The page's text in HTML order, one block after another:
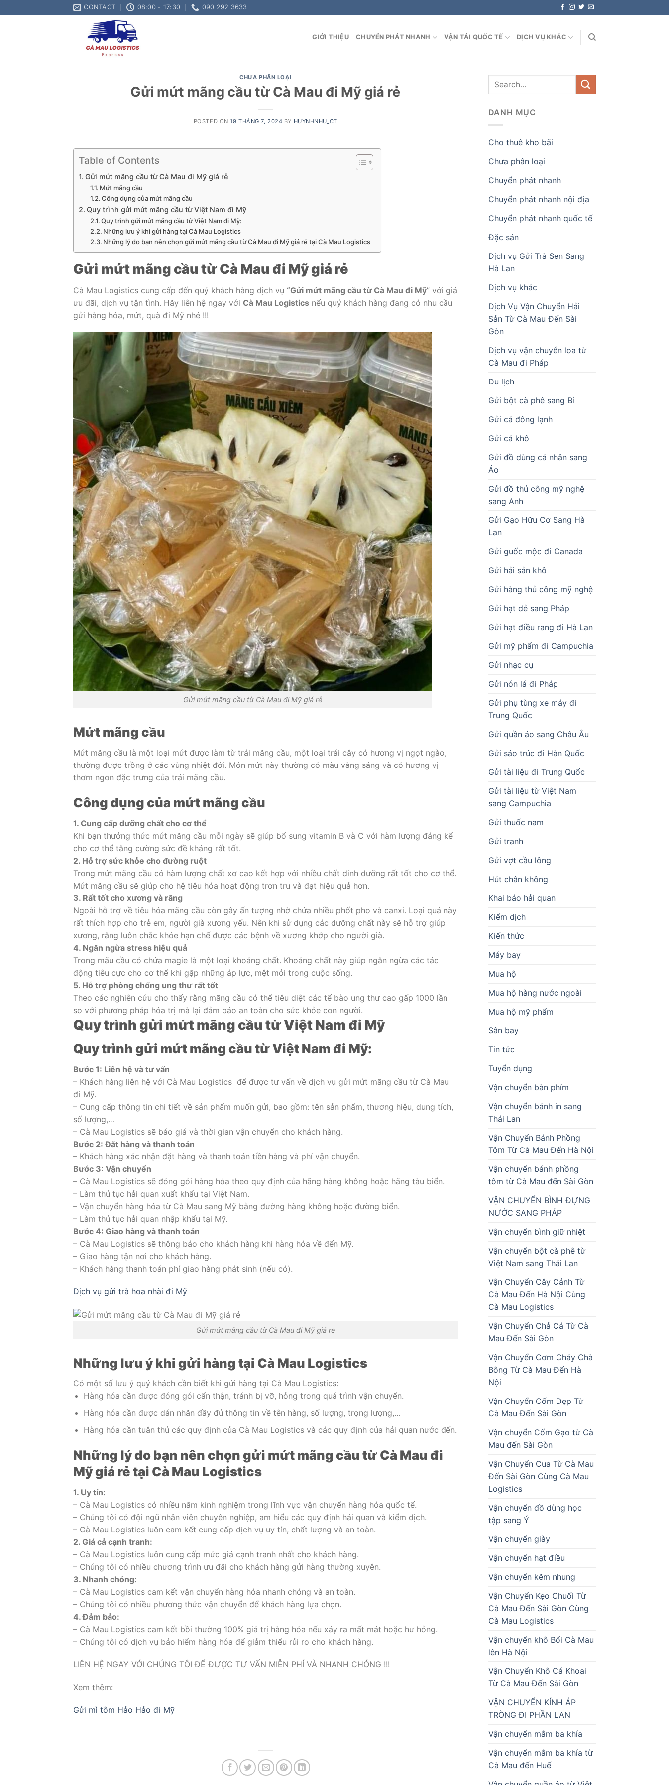
to
CONTACT 08:00 - 17:30 090 292 3633
GIỚI THIỆU CHUYỂN PHÁT NHANH VẬN TẢI QUỐC TẾ DỊCH VỤ KHÁC
CHƯA PHÂN LOẠI
Gửi mứt mãng cầu từ Cà Mau đi Mỹ giá rẻ
POSTED ON19 THÁNG 7, 2024 BY HUYNHNHU_CT
Table of Contents
Gửi mứt mãng cầu từ Cà Mau đi Mỹ giá rẻ
Mứt mãng cầu
Công dụng của mứt mãng cầu
Quy trình gửi mứt mãng cầu từ Việt Nam đi Mỹ
Quy trình gửi mứt mãng cầu từ Việt Nam đi Mỹ:
Những lưu ý khi gửi hàng tại Cà Mau Logistics
Những lý do bạn nên chọn gửi mứt mãng cầu từ Cà Mau đi Mỹ giá rẻ tại Cà Mau Logistics
Gửi mứt mãng cầu từ Cà Mau đi Mỹ giá rẻ
Cà Mau Logistics cung cấp đến quý khách hàng dịch vụ “Gửi mứt mãng cầu từ Cà Mau đi Mỹ” với giá
ưu đãi, dịch vụ tận tình. Hãy liên hệ ngay với Cà Mau Logistics nếu quý khách hàng đang có nhu cầu
gửi hàng hóa, mứt, quà đi Mỹ nhé !!!
Gửi mứt mãng cầu từ Cà Mau đi Mỹ giá rẻ
Mứt mãng cầu
Mứt mãng cầu là một loại mứt được làm từ trái mãng cầu, một loại trái cây có hương vị ngọt ngào,
thường được trồng ở các vùng nhiệt đới. Món mứt này thường có màu vàng sáng và có hương vị
thơm ngon đặc trưng của trái mãng cầu.
Công dụng của mứt mãng cầu
1. Cung cấp dưỡng chất cho cơ thể
Khi bạn thưởng thức mứt mãng cầu mỗi ngày sẽ giúp bổ sung vitamin B và C với hàm lượng đáng kể
cho cơ thể tăng cường sức đề kháng rất tốt.
2. Hỗ trợ sức khỏe cho đường ruột
Trong mứt mãng cầu có hàm lượng chất xơ cao kết hợp với nhiều chất dinh dưỡng rất tốt cho cơ thể.
Mứt mãng cầu sẽ giúp cho hệ tiêu hóa hoạt động trơn tru và đạt hiệu quả hơn.
3. Rất tốt cho xương và răng
Ngoài hỗ trợ về tiêu hóa mãng cầu còn gây ấn tượng nhờ chứa nhiều phốt pho và canxi. Loại quả này
rất thích hợp cho trẻ em, người già xương yếu. Nên khi sử dụng các dưỡng chất này sẽ hỗ trợ giúp
xương, răng luôn chắc khỏe hạn chế được các bệnh về xương khớp cho người già.
4. Ngăn ngừa stress hiệu quả
Trong mãu cầu có chứa magie là một loại khoáng chất. Khoáng chất này giúp ngăn ngừa các tác
động tiêu cực cho cơ thể khi gặp những áp lực, mệt mỏi trong cuộc sống.
5. Hỗ trợ phòng chống ung thư rất tốt
Theo các nghiên cứu cho thấy rằng mãng cầu có thể tiêu diệt các tế bào ung thư cao gấp 1000 lần
so với phương pháp hóa trị mà lại đảm bảo an toàn cho sức khỏe con người.
Quy trình gửi mứt mãng cầu từ Việt Nam đi Mỹ
Quy trình gửi mứt mãng cầu từ Việt Nam đi Mỹ:
Bước 1: Liên hệ và tư vấn
– Khách hàng liên hệ với Cà Mau Logistics để được tư vấn về dịch vụ gửi mứt mãng cầu từ Cà Mau
đi Mỹ.
– Cung cấp thông tin chi tiết về sản phẩm muốn gửi, bao gồm: tên sản phẩm, thương hiệu, dung tích,
số lượng,…
– Cà Mau Logistics sẽ báo giá và thời gian vận chuyển cho khách hàng.
Bước 2: Đặt hàng và thanh toán
– Khách hàng xác nhận đặt hàng và thanh toán tiền hàng và phí vận chuyển.
Bước 3: Vận chuyển
– Cà Mau Logistics sẽ đóng gói hàng hóa theo quy định của hãng hàng không hoặc hãng tàu biển.
– Làm thủ tục hải quan xuất khẩu tại Việt Nam.
– Vận chuyển hàng hóa từ Cà Mau sang Mỹ bằng đường hàng không hoặc đường biển.
– Làm thủ tục hải quan nhập khẩu tại Mỹ.
Bước 4: Giao hàng và thanh toán
– Cà Mau Logistics sẽ thông báo cho khách hàng khi hàng hóa về đến Mỹ.
– Giao hàng tận nơi cho khách hàng.
– Khách hàng thanh toán phí giao hàng phát sinh (nếu có).
Dịch vụ gửi trà hoa nhài đi Mỹ
Gửi mứt mãng cầu từ Cà Mau đi Mỹ giá rẻ
Những lưu ý khi gửi hàng tại Cà Mau Logistics
Có một số lưu ý quý khách cần biết khi gửi hàng tại Cà Mau Logistics:
Hàng hóa cần được đóng gói cẩn thận, tránh bị vỡ, hỏng trong quá trình vận chuyển.
Hàng hóa cần được dán nhãn đầy đủ thông tin về tên hàng, số lượng, trọng lượng,…
Hàng hóa cần tuân thủ các quy định của Cà Mau Logistics và các quy định của hải quan nước đến.
Những lý do bạn nên chọn gửi mứt mãng cầu từ Cà Mau đi
Mỹ giá rẻ tại Cà Mau Logistics
1. Uy tín:
– Cà Mau Logistics có nhiều năm kinh nghiệm trong lĩnh vực vận chuyển hàng hóa quốc tế.
– Chúng tôi có đội ngũ nhân viên chuyên nghiệp, am hiểu các quy định hải quan và kiểm dịch.
– Cà Mau Logistics luôn cam kết cung cấp dịch vụ uy tín, chất lượng và an toàn.
2. Giá cả cạnh tranh:
– Cà Mau Logistics luôn cung cấp mức giá cạnh tranh nhất cho khách hàng.
– Chúng tôi có nhiều chương trình ưu đãi cho khách hàng gửi hàng thường xuyên.
3. Nhanh chóng:
– Cà Mau Logistics cam kết vận chuyển hàng hóa nhanh chóng và an toàn.
– Chúng tôi có nhiều phương thức vận chuyển để khách hàng lựa chọn.
4. Đảm bảo:
– Cà Mau Logistics cam kết bồi thường 100% giá trị hàng hóa nếu xảy ra mất mát hoặc hư hỏng.
– Chúng tôi có dịch vụ bảo hiểm hàng hóa để giảm thiểu rủi ro cho khách hàng.
LIÊN HỆ NGAY VỚI CHÚNG TÔI ĐỂ ĐƯỢC TƯ VẤN MIỄN PHÍ VÀ NHANH CHÓNG !!!
Xem thêm:
Gửi mì tôm Hảo Hảo đi Mỹ
DANH MỤC
Cho thuê kho bãi
Chưa phân loại
Chuyển phát nhanh
Chuyển phát nhanh nội địa
Chuyển phát nhanh quốc tế
Đặc sản
Dịch vụ Gửi Trà Sen Sang
Hà Lan
Dịch vụ khác
Dịch Vụ Vận Chuyển Hải
Sản Từ Cà Mau Đến Sài
Gòn
Dịch vụ vận chuyển loa từ
Cà Mau đi Pháp
Du lịch
Gửi bột cà phê sang Bỉ
Gửi cá đông lạnh
Gửi cá khô
Gửi đồ dùng cá nhân sang
Áo
Gửi đồ thủ công mỹ nghệ
sang Anh
Gửi Gạo Hữu Cơ Sang Hà
Lan
Gửi guốc mộc đi Canada
Gửi hải sản khô
Gửi hàng thủ công mỹ nghệ
Gửi hạt dẻ sang Pháp
Gửi hạt điều rang đi Hà Lan
Gửi mỹ phẩm đi Campuchia
Gửi nhạc cụ
Gửi nón lá đi Pháp
Gửi phụ tùng xe máy đi
Trung Quốc
Gửi quần áo sang Châu Âu
Gửi sáo trúc đi Hàn Quốc
Gửi tài liệu đi Trung Quốc
Gửi tài liệu từ Việt Nam
sang Campuchia
Gửi thuốc nam
Gửi tranh
Gửi vợt cầu lông
Hút chân không
Khai báo hải quan
Kiểm dịch
Kiến thức
Máy bay
Mua hộ
Mua hộ hàng nước ngoài
Mua hộ mỹ phẩm
Sân bay
Tin tức
Tuyển dụng
Vận chuyển bàn phím
Vận chuyển bánh in sang
Thái Lan
Vận Chuyển Bánh Phồng
Tôm Từ Cà Mau Đến Hà Nội
Vận chuyển bánh phồng
tôm từ Cà Mau đến Sài Gòn
VẬN CHUYỂN BÌNH ĐỰNG
NƯỚC SANG PHÁP
Vận chuyển bình giữ nhiệt
Vận chuyển bột cà phê từ
Việt Nam sang Thái Lan
Vận Chuyển Cây Cảnh Từ
Cà Mau Đến Hà Nội Cùng
Cà Mau Logistics
Vận Chuyển Chả Cá Từ Cà
Mau Đến Sài Gòn
Vận Chuyển Cơm Cháy Chà
Bông Từ Cà Mau Đến Hà
Nội
Vận Chuyển Cốm Dẹp Từ
Cà Mau Đến Sài Gòn
Vận chuyển Cốm Gạo từ Cà
Mau đến Sài Gòn
Vận Chuyển Cua Từ Cà Mau
Đến Sài Gòn Cùng Cà Mau
Logistics
Vận chuyển đồ dùng học
tập sang Ý
Vận chuyển giày
Vận chuyển hạt điều
Vận chuyển kẽm nhung
Vận Chuyển Kẹo Chuối Từ
Cà Mau Đến Sài Gòn Cùng
Cà Mau Logistics
Vận chuyển khô Bổi Cà Mau
lên Hà Nội
Vận Chuyển Khô Cá Khoai
Từ Cà Mau Đến Sài Gòn
VẬN CHUYỂN KÍNH ÁP
TRÒNG ĐI PHẦN LAN
Vận chuyển mắm ba khía
Vận chuyển mắm ba khía từ
Cà Mau đến Huế